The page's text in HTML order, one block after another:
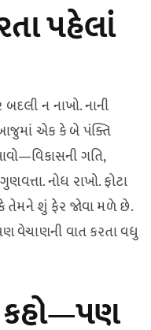
પહેલાં
ન નાખો. નાની
એક કે બે પંક્તિ
ગતિ,
નોધ રાખો. ફોટા
કે તેમને શું ફેર જોવા મળે છે.
વેચાણની વાત કરતા વધુ